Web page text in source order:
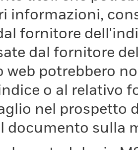
informazioni,
fornitore
dal fornitore
web potrebbero
o al relativo
nel prospetto
documento sulla